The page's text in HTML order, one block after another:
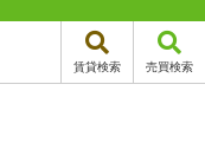
賃貸検索 売買検索